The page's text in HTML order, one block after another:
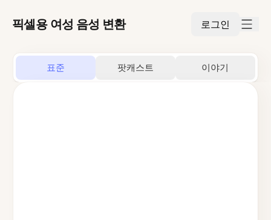
픽셀용 여성 음성 변환 로그인
표준 팟캐스트 이야기